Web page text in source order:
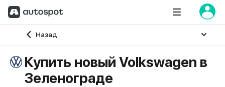
Назад
Главная
Купить новый Volkswagen в
Зеленограде